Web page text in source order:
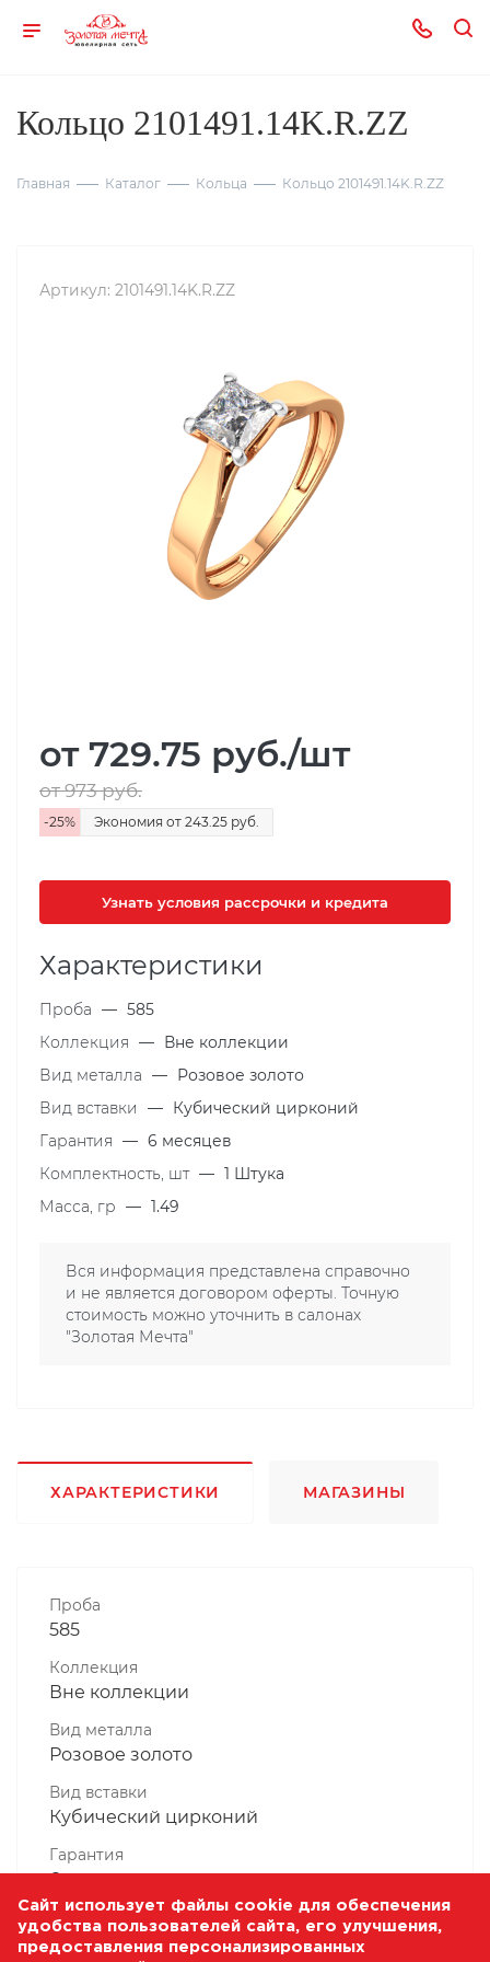
Кольцо 2101491.14K.R.ZZ
Главная Каталог Кольца Кольцо 2101491.14K.R.ZZ
Артикул: 2101491.14K.R.ZZ
от 729.75 руб./шт
от 973руб.
-25% Экономия от 243.25 руб.
Узнать условия рассрочки и кредита
Характеристики
Проба — 585
Коллекция — Вне коллекции
Вид металла — Розовое золото
Вид вставки
— Кубический цирконий
Гарантия — 6 месяцев
Комплектность, шт — 1 Штука
Масса, гр — 1.49
Вся информация представлена справочно
и не является договором оферты. Точную
стоимость можно уточнить в салонах
"Золотая Мечта"
ХАРАКТЕРИСТИКИ МАГАЗИНЫ
Проба
585
Коллекция
Вне коллекции
Вид металла
Розовое золото
Вид вставки
Кубический цирконий
Гарантия
6 месяцев
Комплектность, шт
1 Штука
Сайт использует файлы cookie для обеспечения
удобства пользователей сайта, его улучшения,
предоставления персонализированных